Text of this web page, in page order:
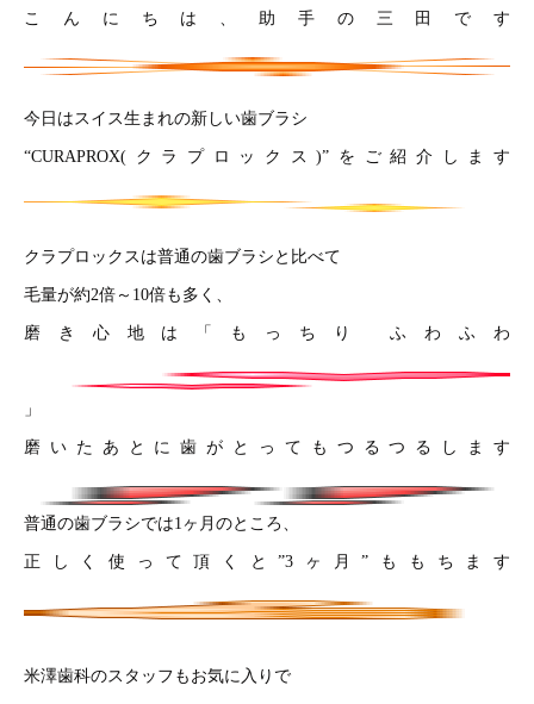
こんにちは、助手の三田です
今日はスイス生まれの新しい歯ブラシ
“CURAPROX(クラプロックス)”をご紹介します
クラプロックスは普通の歯ブラシと比べて
毛量が約2倍～10倍も多く、
磨き心地は「もっちり ふわふわ
」
磨いたあとに歯がとってもつるつるします
普通の歯ブラシでは1ヶ月のところ、
正しく使って頂くと”3ヶ月”ももちます
米澤歯科のスタッフもお気に入りで